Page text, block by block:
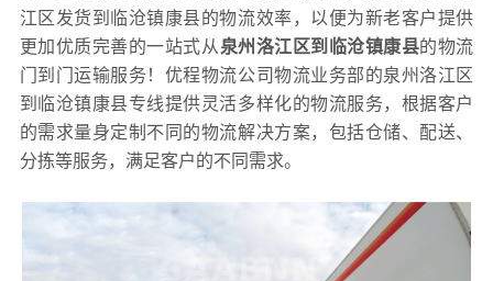
江区发货到临沧镇康县的物流效率，以便为新老客户提供
更加优质完善的一站式从 泉州洛江区到临沧镇康县的物流
门到门运输服务！优程物流公司物流业务部的泉州洛江区
到临沧镇康县专线提供灵活多样化的物流服务，根据客户
的需求量身定制不同的物流解决方案，包括仓储、配送、
分拣等服务，满足客户的不同需求。